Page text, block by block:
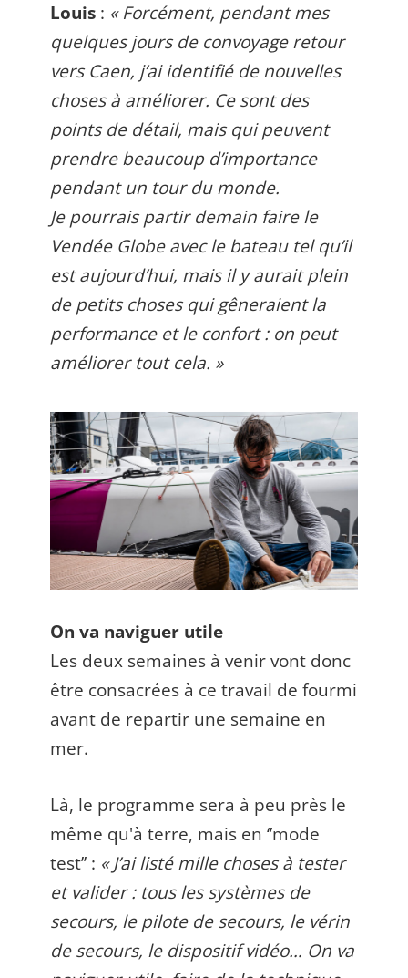
Louis : « Forcément, pendant mes
quelques jours de convoyage retour
vers Caen, j’ai identifié de nouvelles
choses à améliorer. Ce sont des
points de détail, mais qui peuvent
prendre beaucoup d’importance
pendant un tour du monde.
Je pourrais partir demain faire le
Vendée Globe avec le bateau tel qu’il
est aujourd’hui, mais il y aurait plein
de petits choses qui gêneraient la
performance et le confort : on peut
améliorer tout cela. »
On va naviguer utile
Les deux semaines à venir vont donc
être consacrées à ce travail de fourmi
avant de repartir une semaine en
mer.
Là, le programme sera à peu près le
même qu'à terre, mais en ‘’mode
test’’ : « J’ai listé mille choses à tester
et valider : tous les systèmes de
secours, le pilote de secours, le vérin
de secours, le dispositif vidéo… On va